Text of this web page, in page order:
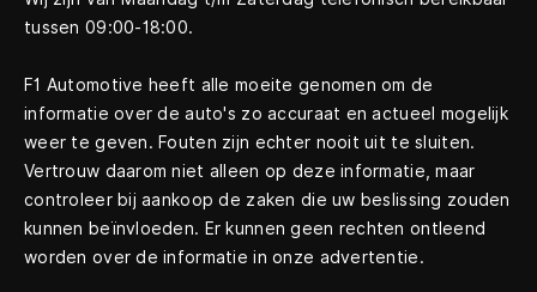
tussen 09:00-18:00.
F1 Automotive heeft alle moeite genomen om de
informatie over de auto's zo accuraat en actueel mogelijk
weer te geven. Fouten zijn echter nooit uit te sluiten.
Vertrouw daarom niet alleen op deze informatie, maar
controleer bij aankoop de zaken die uw beslissing zouden
kunnen beïnvloeden. Er kunnen geen rechten ontleend
worden over de informatie in onze advertentie.